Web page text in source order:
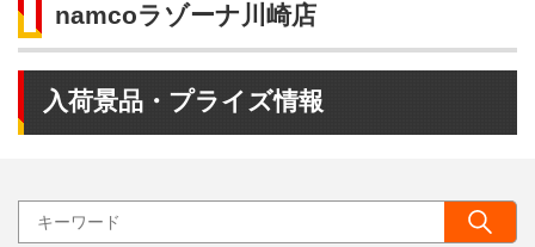
namcoラゾーナ川崎店
入荷景品・プライズ情報